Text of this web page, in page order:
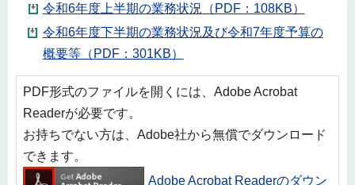
令和6年度上半期の業務状況（PDF：108KB）
令和6年度下半期の業務状況及び令和7年度予算の
概要等（PDF：301KB）
PDF形式のファイルを開くには、Adobe Acrobat
Readerが必要です。
お持ちでない方は、Adobe社から無償でダウンロード
できます。
Adobe Acrobat Readerのダウン